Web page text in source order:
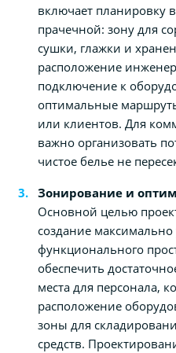
включает планировку
прачечной: зону для
сушки, глажки и
расположение
подключение к
оптимальные
или клиентов. Для
важно организовать
чистое белье не
Зонирование и
Основной целью
создание
функционального
обеспечить
места для персонала,
расположение
зоны для
средств.